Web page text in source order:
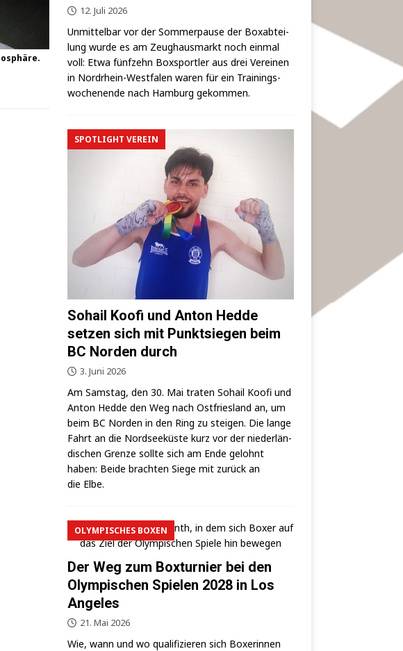
12. Juli 2026
Unmit­tel­bar vor der Som­mer­pau­se der Box­ab­tei­
lung wur­de es am Zeug­haus­markt noch ein­mal
voll: Etwa fünf­zehn Box­sport­ler aus drei Ver­ei­nen
in Nord­rhein-West­fa­len waren für ein Trai­nings­
wo­chen­en­de nach Ham­burg gekommen.
SPOTLIGHT VEREIN
Sohail Koofi und Anton Hedde
setzen sich mit Punktsiegen beim
BC Norden durch
3. Juni 2026
Am Sams­tag, den 30. Mai tra­ten Sohail Koo­fi und
Anton Hed­de den Weg nach Ost­fries­land an, um
beim BC Nor­den in den Ring zu stei­gen. Die lan­ge
Fahrt an die Nord­see­küs­te kurz vor der nie­der­län­
di­schen Gren­ze soll­te sich am Ende gelohnt
haben: Bei­de brach­ten Sie­ge mit zurück an
die Elbe.
OLYMPISCHES BOXEN
Der Weg zum Boxturnier bei den
Olympischen Spielen 2028 in Los
Angeles
21. Mai 2026
Wie, wann und wo qua­li­fi­zie­ren sich Boxe­rin­nen